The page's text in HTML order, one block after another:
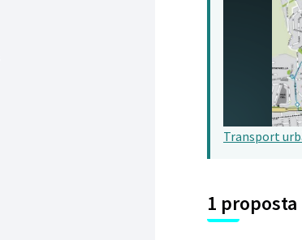
Transport
1 proposta